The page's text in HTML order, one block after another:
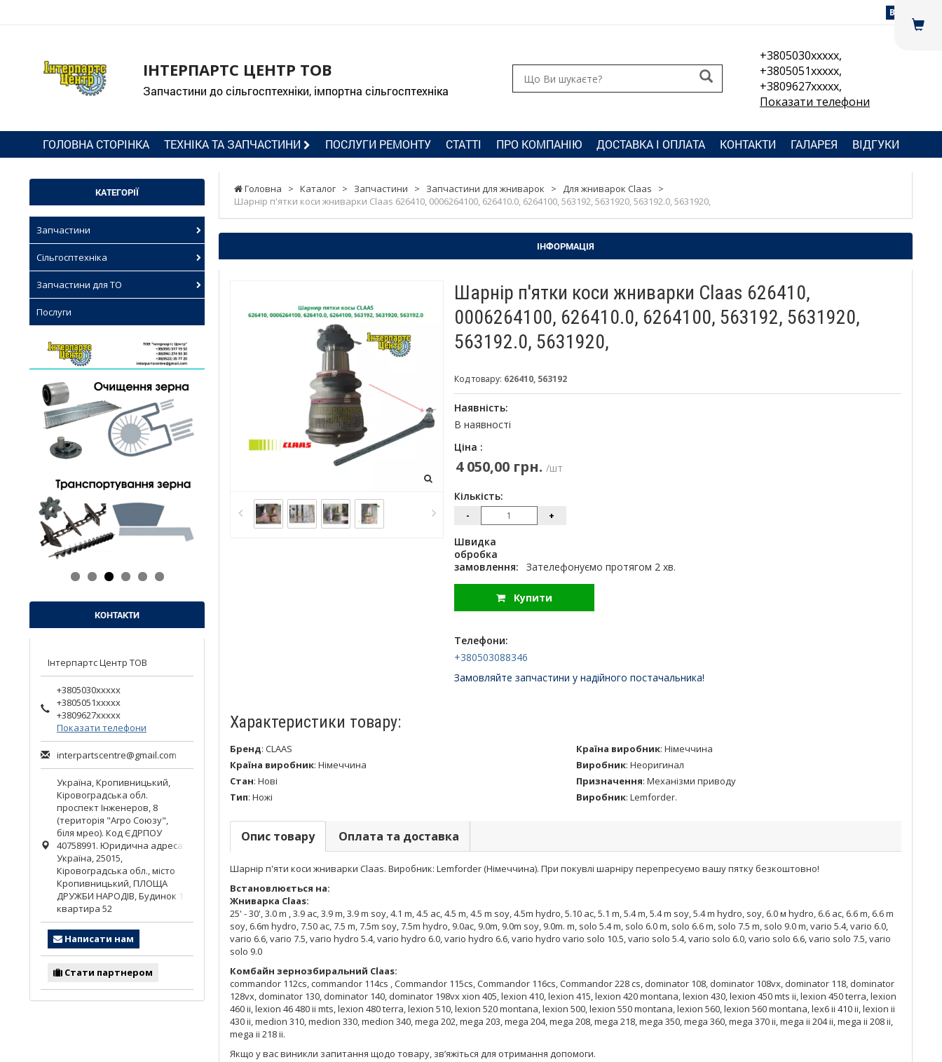
Вхід
ІНТЕРПАРТС ЦЕНТР ТОВ
Запчастини до сільгосптехніки, імпортна сільгосптехніка
+3805030xxxxx,
+3805051xxxxx,
+3809627xxxxx,
Показати телефони
ГОЛОВНА СТОРІНКА ТЕХНІКА ТА ЗАПЧАСТИНИ ПОСЛУГИ РЕМОНТУ СТАТТІ ПРО КОМПАНІЮ ДОСТАВКА І ОПЛАТА КОНТАКТИ ГАЛАРЕЯ ВІДГУКИ
Головна > Каталог > Запчастини > Запчастини для жниварок > Для жниварок Claas
>
Шарнір п'ятки коси жниварки Claas 626410, 0006264100, 626410.0, 6264100, 563192, 5631920, 563192.0, 5631920,
ІНФОРМАЦІЯ
Шарнір п'ятки коси жниварки Claas 626410,
0006264100, 626410.0, 6264100, 563192, 5631920,
563192.0, 5631920,
Код товару: 626410, 563192
Наявність:
В наявності
Ціна :
4 050,00 грн. /шт
Кількість:
- +
Швидка
обробка
замовлення:
Зателефонуємо протягом 2 хв.
Купити
Телефони:
+380503088346
Замовляйте запчастини у надійного постачальника!
Характеристики товару:
Бренд: CLAAS Країна виробник: Німеччина
Країна виробник: Німеччина Виробник: Неоригинал
Стан: Нові Призначення: Механізми приводу
Тип: Ножі Виробник: Lemforder.
Опис товару Оплата та доставка
Шарнір п'яти коси жниварки Claas. Виробник: Lemforder (Німеччина). При покувлі шарніру перепресуємо вашу пятку безкоштовно!
Встановлюється на:
Жниварка Claas:
25' - 30', 3.0 m , 3.9 ac, 3.9 m, 3.9 m soy, 4.1 m, 4.5 ac, 4.5 m, 4.5 m soy, 4.5m hydro, 5.10 ac, 5.1 m, 5.4 m, 5.4 m soy, 5.4 m hydro, soy, 6.0 м hydro, 6.6 ac, 6.6 m, 6.6 m
soy, 6.6m hydro, 7.50 ac, 7.5 m, 7.5m soy, 7.5m hydro, 9.0ac, 9.0m, 9.0m soy, 9.0m. m, solo 5.4 m, solo 6.0 m, solo 6.6 m, solo 7.5 m, solo 9.0 m, vario 5.4, vario 6.0,
vario 6.6, vario 7.5, vario hydro 5.4, vario hydro 6.0, vario hydro 6.6, vario hydro vario solo 10.5, vario solo 5.4, vario solo 6.0, vario solo 6.6, vario solo 7.5, vario
solo 9.0
Комбайн зернозбиральний Claas:
commandor 112cs, commandor 114cs , Commandor 115cs, Commandor 116cs, Commandor 228 cs, dominator 108, dominator 108vx, dominator 118, dominator
128vx, dominator 130, dominator 140, dominator 198vx xion 405, lexion 410, lexion 415, lexion 420 montana, lexion 430, lexion 450 mts ii, lexion 450 terra, lexion
460 ii, lexion 46 480 ii mts, lexion 480 terra, lexion 510, lexion 520 montana, lexion 500, lexion 550 montana, lexion 560, lexion 560 montana, lex6 ii 410 ii, lexion ii
430 ii, medion 310, medion 330, medion 340, mega 202, mega 203, mega 204, mega 208, mega 218, mega 350, mega 360, mega 370 ii, mega ii 204 ii, mega ii 208 ii,
mega ii 218 ii.
Якщо у вас виникли запитання щодо товару, зв’яжіться для отримання допомоги.
КАТЕГОРІЇ
Запчастини
Сільгосптехніка
Запчастини для ТО
Послуги
КОНТАКТИ
Інтерпартс Центр ТОВ
+3805030xxxxx
+3805051xxxxx
+3809627xxxxx
Показати телефони
interpartscentre@gmail.com
Україна, Кропивницький
Кіровоградська обл.
проспект Інженеров, 8
(територія "Агро Союзу",
біля мрео). Код ЄДРПОУ
40758991. Юридична адреса:
Україна, 25015,
Кіровоградська обл., місто
Кропивницький, ПЛОЩА
ДРУЖБИ НАРОДІВ, Будинок 1,
квартира 52
Написати нам
Стати партнером